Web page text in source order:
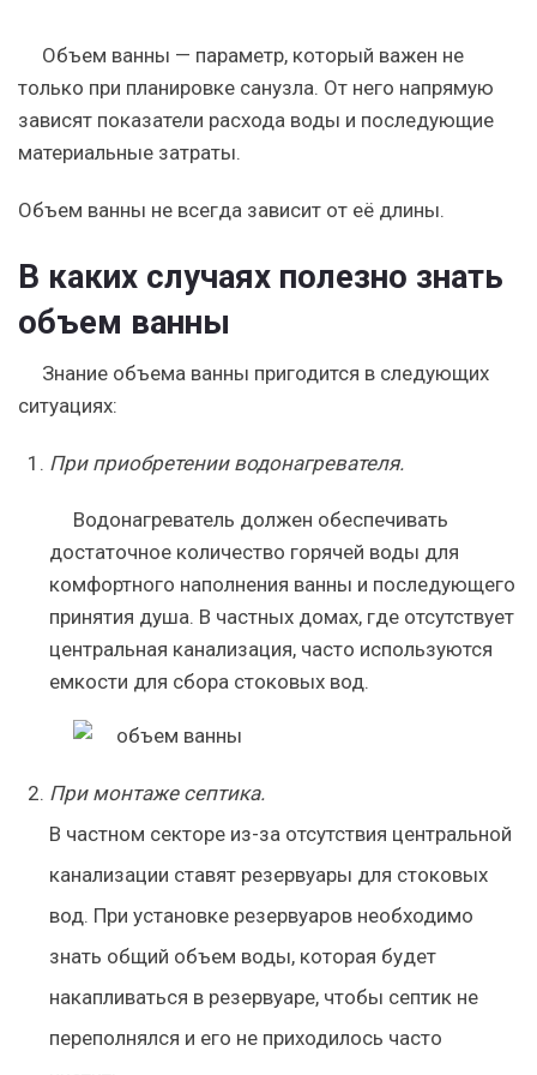
Объем ванны — параметр, который важен не
только при планировке санузла. От него напрямую
зависят показатели расхода воды и последующие
материальные затраты.
Объем ванны не всегда зависит от её длины.
В каких случаях полезно знать
объем ванны
Знание объема ванны пригодится в следующих
ситуациях:
При приобретении водонагревателя.
Водонагреватель должен обеспечивать
достаточное количество горячей воды для
комфортного наполнения ванны и последующего
принятия душа. В частных домах, где отсутствует
центральная канализация, часто используются
емкости для сбора стоковых вод.
При монтаже септика.
В частном секторе из-за отсутствия центральной
канализации ставят резервуары для стоковых
вод. При установке резервуаров необходимо
знать общий объем воды, которая будет
накапливаться в резервуаре, чтобы септик не
переполнялся и его не приходилось часто